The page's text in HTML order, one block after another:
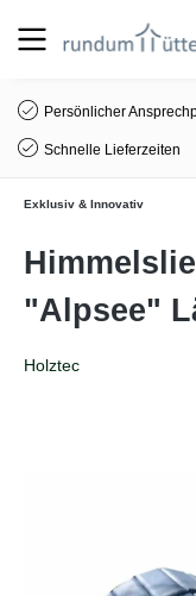
springen
Persönlicher
Schnelle Lieferzeiten
Exklusiv & Innovativ
"Alpsee"
Holztec